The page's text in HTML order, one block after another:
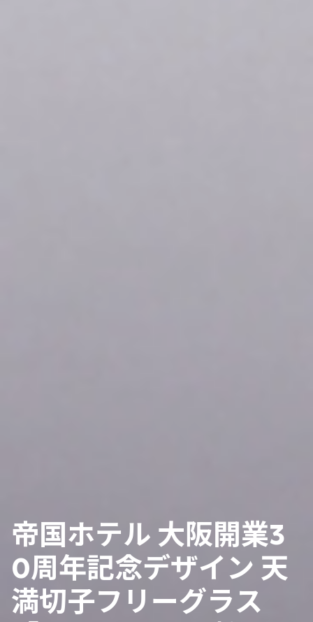
帝国ホテル 大阪開業3
0周年記念デザイン 天
満切子フリーグラス